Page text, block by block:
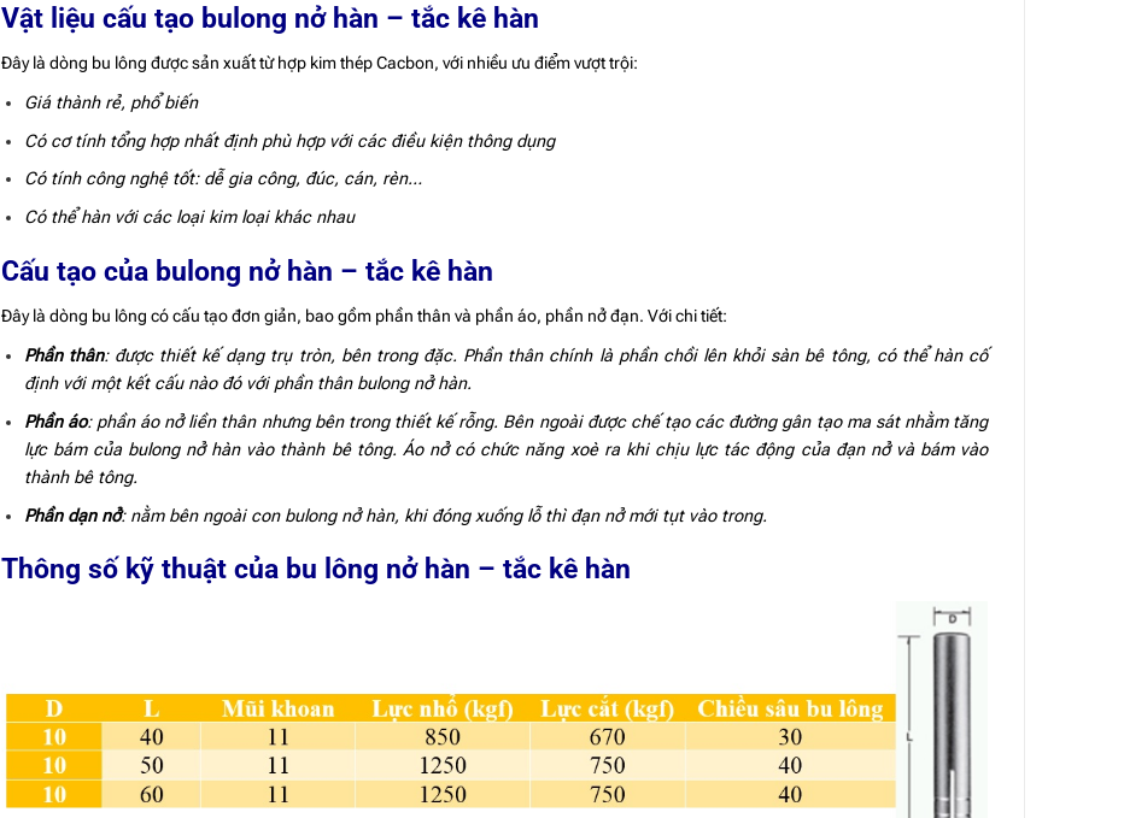
Vật liệu cấu tạo bulong nở hàn – tắc kê hàn
Đây là dòng bu lông được sản xuất từ hợp kim thép Cacbon, với nhiều ưu điểm vượt trội:
Giá thành rẻ, phổ biến
Có cơ tính tổng hợp nhất định phù hợp với các điều kiện thông dụng
Có tính công nghệ tốt: dễ gia công, đúc, cán, rèn…
Có thể hàn với các loại kim loại khác nhau
Cấu tạo của bulong nở hàn – tắc kê hàn
Đây là dòng bu lông có cấu tạo đơn giản, bao gồm phần thân và phần áo, phần nở đạn. Với chi tiết:
Phần thân: được thiết kế dạng trụ tròn, bên trong đặc. Phần thân chính là phần chồi lên khỏi sàn bê tông, có thể hàn cố
định với một kết cấu nào đó với phần thân bulong nở hàn.
Phần áo: phần áo nở liền thân nhưng bên trong thiết kế rỗng. Bên ngoài được chế tạo các đường gân tạo ma sát nhằm tăng
lực bám của bulong nở hàn vào thành bê tông. Áo nở có chức năng xoè ra khi chịu lực tác động của đạn nở và bám vào
thành bê tông.
Phần dạn nở: nằm bên ngoài con bulong nở hàn, khi đóng xuống lỗ thì đạn nở mới tụt vào trong.
Thông số kỹ thuật của bu lông nở hàn – tắc kê hàn